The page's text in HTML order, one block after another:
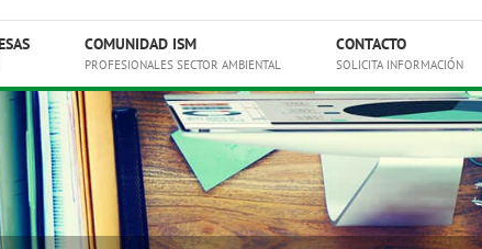
COMUNIDAD ISM
PROFESIONALES SECTOR AMBIENTAL
CONTACTO
SOLICITA INFORMACIÓN